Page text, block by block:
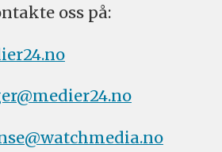
oss på: